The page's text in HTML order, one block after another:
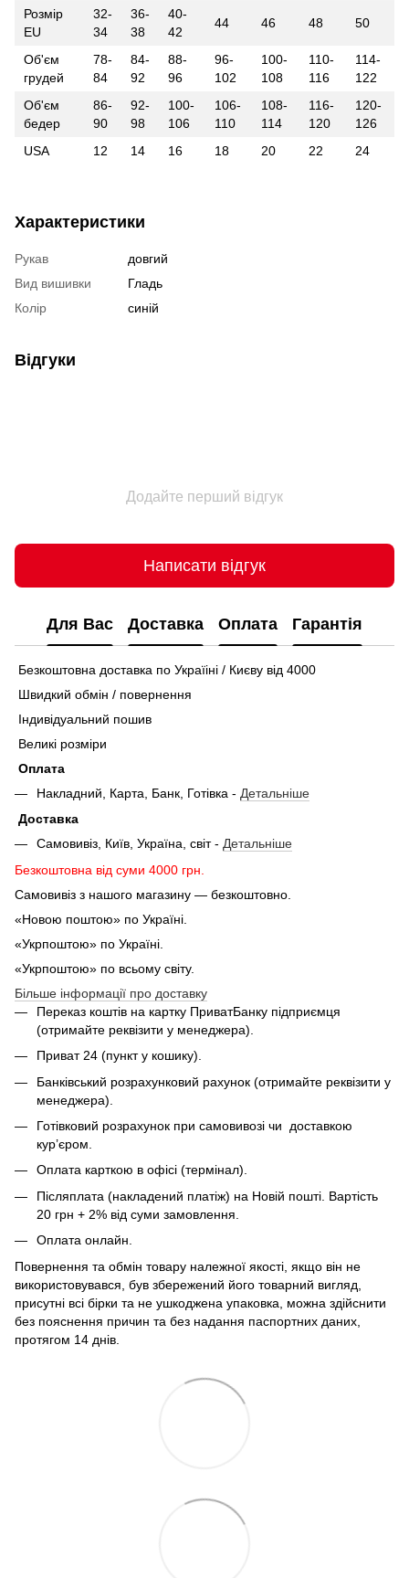
Розмір
EU
32-
34
36-
38
40-
42
44 46 48 50
Об'єм
грудей
78-
84
84-
92
88-
96
96-
102
100-
108
110-
116
114-
122
Об'єм
бедер
86-
90
92-
98
100-
106
106-
110
108-
114
116-
120
120-
126
USA
12 14 16 18 20 22 24
Характеристики
Рукав
довгий
Вид вишивки
Гладь
Колір
синій
Відгуки
Додайте перший відгук
Написати відгук
Для Вас Доставка Оплата Гарантія
Безкоштовна доставка по Україіні / Києву від 4000
Швидкий обмін / повернення
Індивідуальний пошив
Великі розміри
Оплата
Накладний, Карта, Банк, Готівка - Детальніше
Доставка
Самовивіз, Київ, Україна, світ - Детальніше
Безкоштовна від суми 4000 грн.
Самовивіз з нашого магазину — безкоштовно.
«Новою поштою» по Україні.
«Укрпоштою» по Україні.
«Укрпоштою» по всьому світу.
Більше інформації про доставку
Переказ коштів на картку ПриватБанку підприємця
(отримайте реквізити у менеджера).
Приват 24 (пункт у кошику).
Банківський розрахунковий рахунок (отримайте реквізити у
менеджера).
Готівковий розрахунок при самовивозі чи доставкою
кур’єром.
Оплата карткою в офісі (термінал).
Післяплата (накладений платіж) на Новій пошті. Вартість
20 грн + 2% від суми замовлення.
Оплата онлайн.
Повернення та обмін товару належної якості, якщо він не
використовувався, був збережений його товарний вигляд,
присутні всі бірки та не ушкоджена упаковка, можна здійснити
без пояснення причин та без надання паспортних даних,
протягом 14 днів.